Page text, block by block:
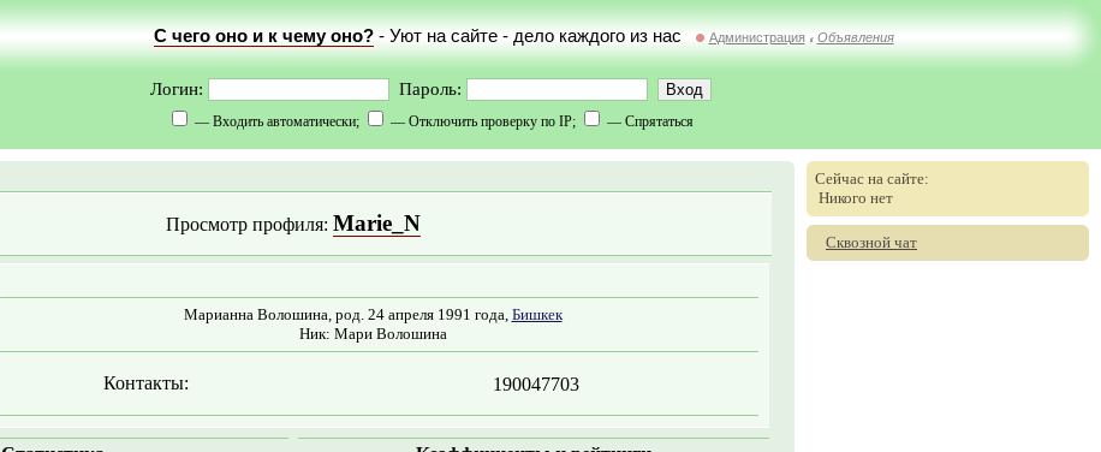
С чего оно и к чему оно?- Уют на сайте - дело каждого из нас Администрация // Объявления
Логин: Пароль:
— Входить автоматически; — Отключить проверку по IP; — Спрятаться
Просмотр профиля: Marie_N
Марианна Волошина, род. 24 апреля 1991 года, Бишкек
Ник: Мари Волошина
Контакты: 190047703
Сейчас на сайте:
Никого нет
Сквозной чат